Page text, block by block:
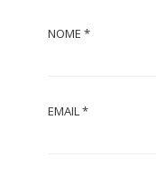
NOME *
EMAIL*